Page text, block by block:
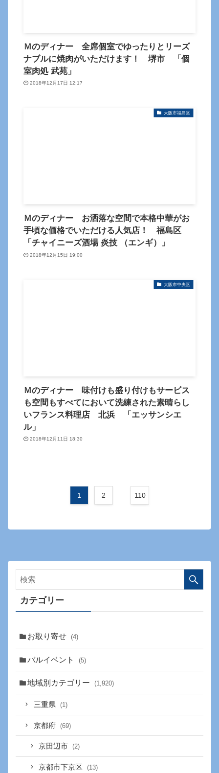
Ｍのディナー 全席個室でゆったりとリーズ
ナブルに焼肉がいただけます！ 堺市 「個
室肉処 武苑」
2018年12月17日 12:17
大阪市福島区
Ｍのディナー お洒落な空間で本格中華がお
手頃な価格でいただける人気店！ 福島区
「チャイニーズ酒場 炎技 （エンギ）」
2018年12月15日 19:00
大阪市中央区
Ｍのディナー 味付けも盛り付けもサービス
も空間もすべてにおいて洗練された素晴らし
いフランス料理店 北浜 「エッサンシエ
ル」
2018年12月11日 18:30
1 2 110
カテゴリー
お取り寄せ (4)
バルイベント (5)
地域別カテゴリー (1,920)
三重県 (1)
京都府 (69)
京田辺市 (2)
京都市下京区 (13)